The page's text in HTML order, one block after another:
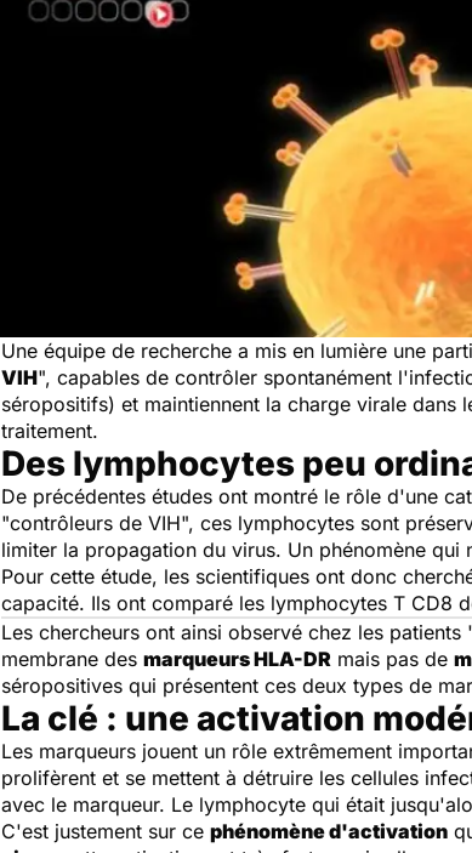
Une équipe de recherche a mis en lumière une
VIH", capables de contrôler spontanément
séropositifs) et maintiennent la charge virale dans
traitement.
Des lymphocytes peu
De précédentes études ont montré le rôle d'une
"contrôleurs de VIH", ces lymphocytes sont
limiter la propagation du virus. Un phénomène
Pour cette étude, les scientifiques ont donc
capacité. Ils ont comparé les lymphocytes T CD8
Les chercheurs ont ainsi observé chez les
membrane des marqueurs HLA-DR mais pas de
séropositives qui présentent ces deux types de
La clé : une activation
Les marqueurs jouent un rôle extrêmement
prolifèrent et se mettent à détruire les cellules
avec le marqueur. Le lymphocyte qui était
C'est justement sur ce phénomène d'activation